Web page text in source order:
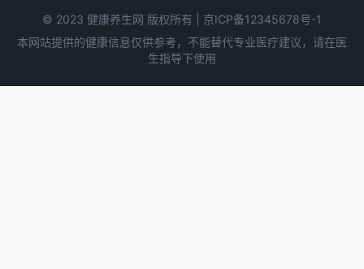
© 2023 健康养生网 版权所有 | 京ICP备12345678号-1
本网站提供的健康信息仅供参考，不能替代专业医疗建议，请在医
生指导下使用